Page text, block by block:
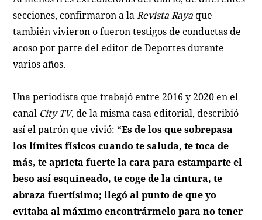
secciones, confirmaron a laRevista Rayaque
también vivieron o fueron testigos de conductas de
acoso por parte del editor de Deportes durante
varios años.
Una periodista que trabajó entre 2016 y 2020 en el
canal City TV, de la misma casa editorial, describió
así el patrón que vivió: “Es de los que sobrepasa
los límites físicos cuando te saluda, te toca de
más, te aprieta fuerte la cara para estamparte el
beso así esquineado, te coge de la cintura, te
abraza fuertísimo; llegó al punto de que yo
evitaba al máximo encontrármelo para no tener